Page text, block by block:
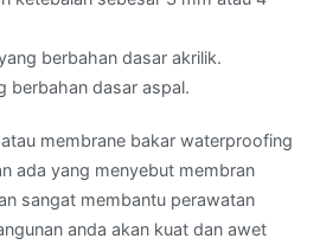
berbahan dasar akrilik.
berbahan dasar aspal.
membrane bakar waterproofing
ada yang menyebut membran
sangat membantu perawatan
anda akan kuat dan awet